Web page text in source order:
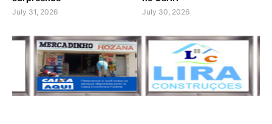
July 31, 2026 July 30, 2026